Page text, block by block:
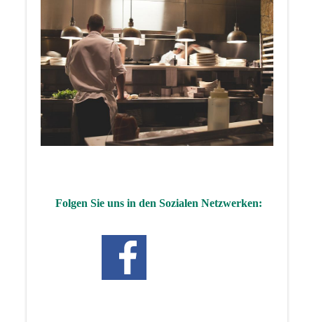
Folgen Sie uns in den Sozialen Netzwerken: